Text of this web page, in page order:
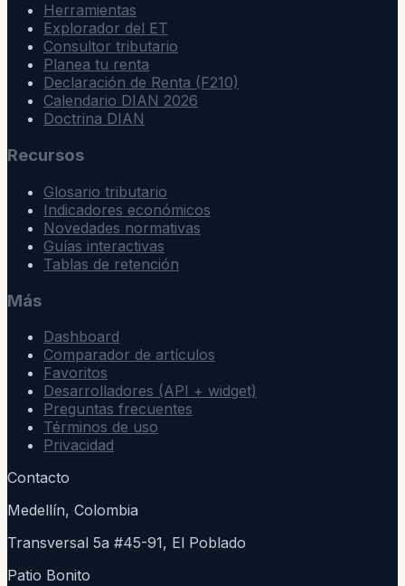
Herramientas
Explorador del ET
Consultor tributario
Planea tu renta
Declaración de Renta (F210)
Calendario DIAN 2026
Doctrina DIAN
Recursos
Glosario tributario
Indicadores económicos
Novedades normativas
Guías interactivas
Tablas de retención
Más
Dashboard
Comparador de artículos
Favoritos
Desarrolladores (API + widget)
Preguntas frecuentes
Términos de uso
Privacidad
Contacto
Medellín, Colombia
Transversal 5a #45-91, El Poblado
Patio Bonito